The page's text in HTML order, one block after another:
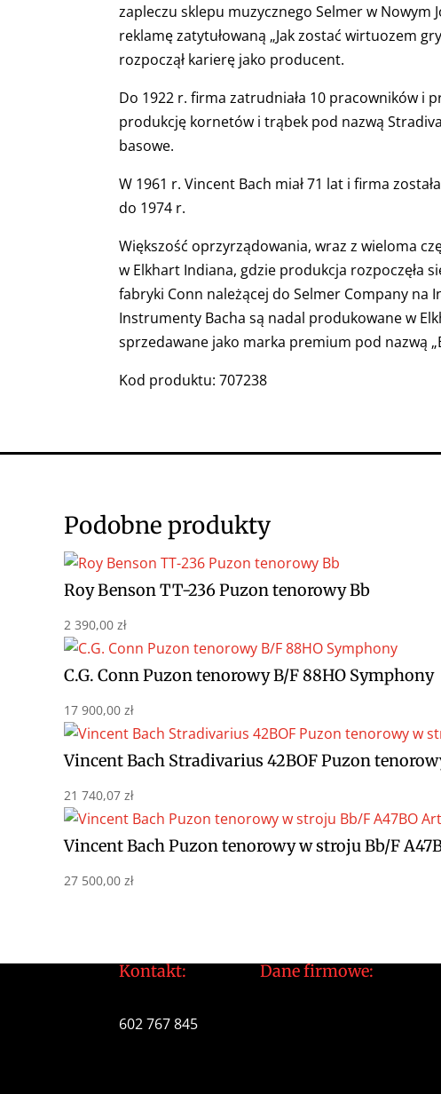
zapleczu sklepu muzycznego Selmer w Nowym
reklamę zatytułowaną „Jak zostać wirtuozem
rozpoczął karierę jako producent.
Do 1922 r. firma zatrudniała 10 pracowników i
produkcję kornetów i trąbek pod nazwą
basowe.
W 1961 r. Vincent Bach miał 71 lat i firma
do 1974 r.
Większość oprzyrządowania, wraz z wieloma
w Elkhart Indiana, gdzie produkcja rozpoczęła
fabryki Conn należącej do Selmer Company
Instrumenty Bacha są nadal produkowane w
sprzedawane jako marka premium pod nazwą
Kod produktu: 707238
Podobne produkty
Roy Benson TT-236 Puzon tenorowy Bb
2 390,00 zł
C.G. Conn Puzon tenorowy B/F 88HO Symphony
17 900,00 zł
Vincent Bach Stradivarius 42BOF Puzon
21 740,07 zł
Vincent Bach Puzon tenorowy w stroju Bb/F
27 500,00 zł
Kontakt:
602 767 845
Dane firmowe: